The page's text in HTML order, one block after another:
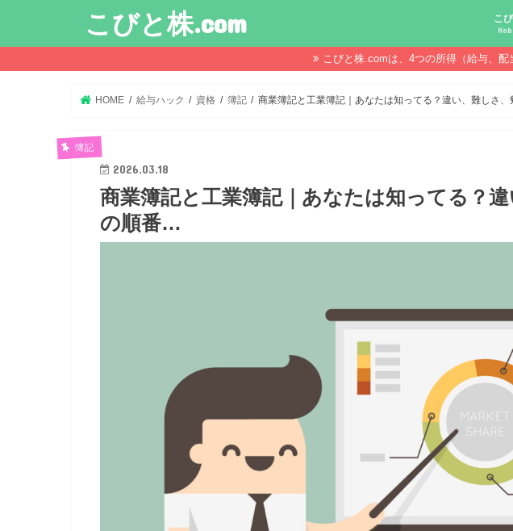
こびと株.com こ
こび
こび
こび
こび
こび
こびと株.comは、4つの所得（給与、
HOME 給与ハック 資格 簿記 商業簿記と工業簿記｜あなたは知ってる？違い、難しさ、
簿記
2026.03.18
商業簿記と工業簿記｜あなたは知ってる？
の順番…